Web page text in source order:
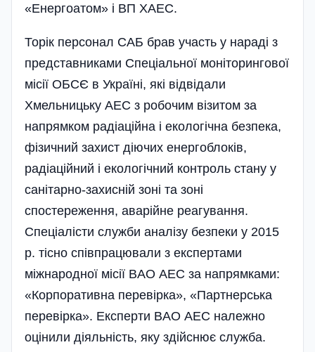
«Енергоатом» і ВП ХАЕС.
Торік персонал САБ брав участь у нараді з
представниками Спеціальної моніторингової
місії ОБСЄ в Україні, які відвідали
Хмельницьку АЕС з робочим візитом за
напрямком радіаційна і еко­логічна безпека,
фізичний захист дію­чих енергоблоків,
радіаційний і еколо­гічний контроль стану у
санітарно-за­хисній зоні та зоні
спостереження, ава­рійне реагування.
Спеціалісти служби аналізу безпеки у 2015
р. тісно співпра­цювали з експертами
міжнародної місії BAO АЕС за напрямками:
«Корпора­тивна перевірка», «Партнерська
пере­вірка». Експерти BAO АЕС належно
оцінили діяльність, яку здійснює служ­ба.